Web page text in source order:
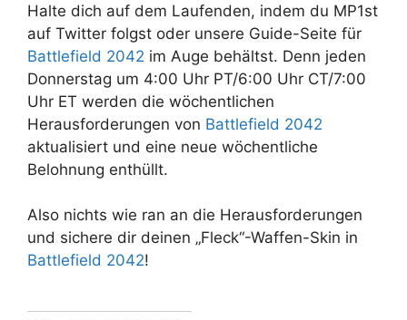
Halte dich auf dem Laufenden, indem du MP1st
auf Twitter folgst oder unsere Guide-Seite für
Battlefield 2042 im Auge behältst. Denn jeden
Donnerstag um 4:00 Uhr PT/6:00 Uhr CT/7:00
Uhr ET werden die wöchentlichen
Herausforderungen von Battlefield 2042
aktualisiert und eine neue wöchentliche
Belohnung enthüllt.
Also nichts wie ran an die Herausforderungen
und sichere dir deinen „Fleck“-Waffen-Skin in
Battlefield 2042!